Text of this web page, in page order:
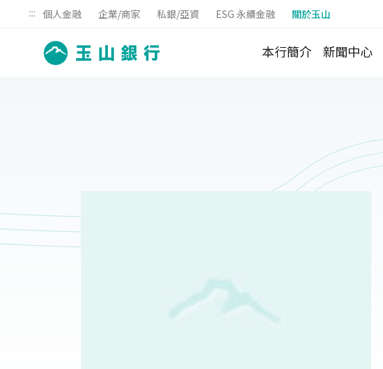
::: 個人金融 企業/商家 私銀/亞資 ESG 永續金融 關於玉山
本行簡介 新聞中心